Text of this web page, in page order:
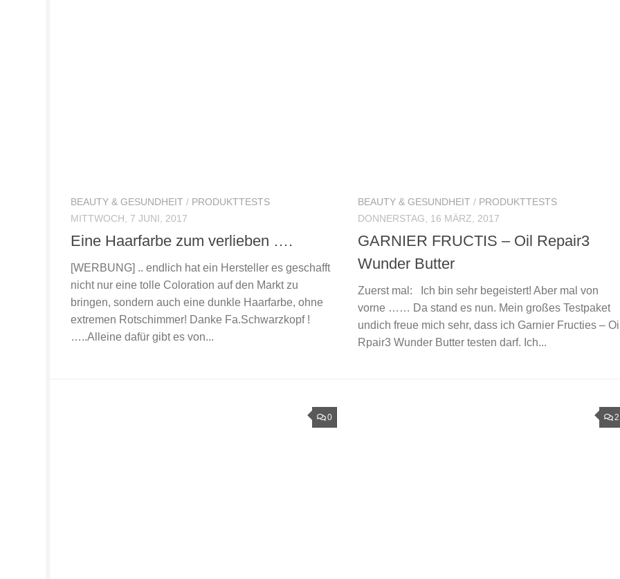
BEAUTY & GESUNDHEIT / PRODUKTTESTS
MITTWOCH, 7 JUNI, 2017
Eine Haarfarbe zum verlieben ….
[WERBUNG] .. endlich hat ein Hersteller es geschafft
nicht nur eine tolle Coloration auf den Markt zu
bringen, sondern auch eine dunkle Haarfarbe, ohne
extremen Rotschimmer! Danke Fa.Schwarzkopf !
…..Alleine dafür gibt es von...
BEAUTY & GESUNDHEIT / PRODUKTTESTS
DONNERSTAG, 16 MÄRZ, 2017
GARNIER FRUCTIS – Oil Repair3
Wunder Butter
Zuerst mal: Ich bin sehr begeistert! Aber mal von
vorne …… Da stand es nun. Mein großes Testpaket
undich freue mich sehr, dass ich Garnier Fructies –
Rpair3 Wunder Butter testen darf. Ich...
0 2